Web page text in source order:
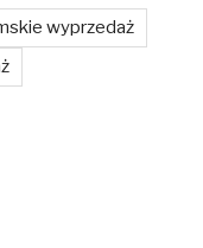
wyprzedaż